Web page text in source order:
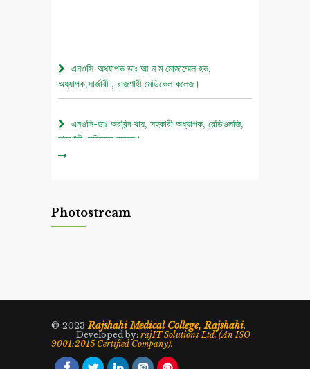
এনওসি-অধ্যাপক ডাঃ আ ন ম মোজাম্মেল হক,
অধ্যাপক,সার্জারী , রাজশাহী মেডিকেল কলেজ।
এনওসি-ডাঃ অরবিন্দ রায়, সহকারী অধ্যাপক, রেডিওলজি,
রাজশাহী মেডিকেল কলেজ।
মেডিসিন, রাজশাহী মেডিকেল কলেজ।
Photostream
© 2023Rajshahi Medical College, Rajshahi.
Developed by: rajIT Solutions Ltd. (An ISO
9001:2015 Certified Company).